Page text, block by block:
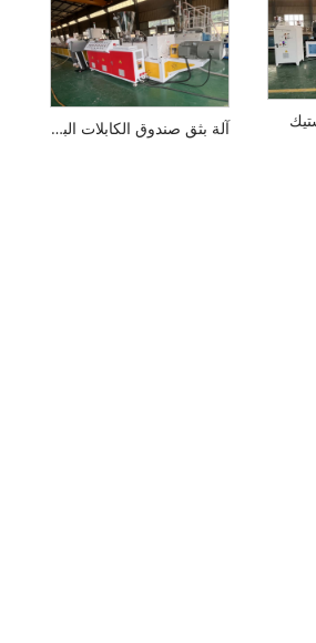
آلة بثق صندوق الكابلات البلاستيكية